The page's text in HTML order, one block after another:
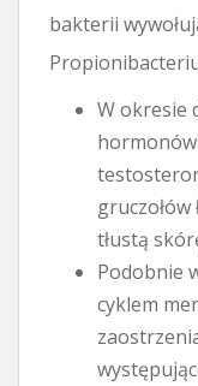
bakterii
W okresie
tłustą
Podobnie
cyklem